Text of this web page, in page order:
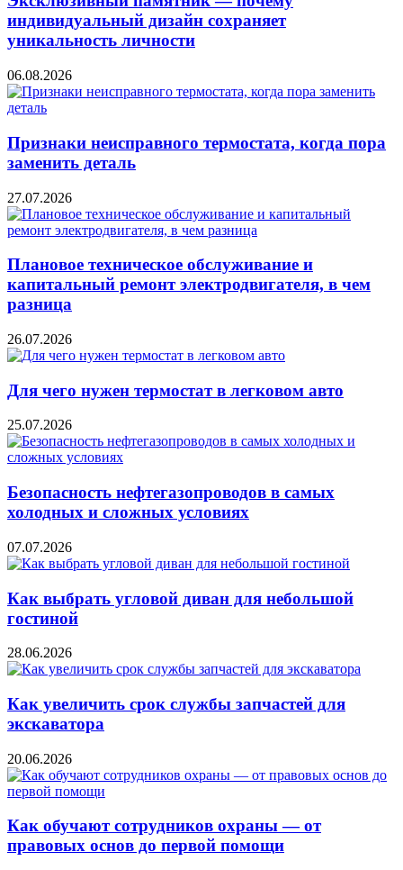
индивидуальный дизайн сохраняет
уникальность личности
06.08.2026
Признаки неисправного термостата, когда пора
заменить деталь
27.07.2026
Плановое техническое обслуживание и
капитальный ремонт электродвигателя, в чем
разница
26.07.2026
Для чего нужен термостат в легковом авто
25.07.2026
Безопасность нефтегазопроводов в самых
холодных и сложных условиях
07.07.2026
Как выбрать угловой диван для небольшой
гостиной
28.06.2026
Как увеличить срок службы запчастей для
экскаватора
20.06.2026
Как обучают сотрудников охраны — от
правовых основ до первой помощи